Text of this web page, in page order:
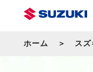
ホーム スズ